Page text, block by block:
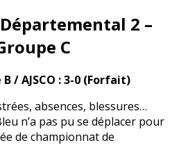
Départemental 2 –
C
B / AJSCO : 3-0 (Forfait)
absences, blessures…
n’a pas pu se déplacer pour
de championnat de